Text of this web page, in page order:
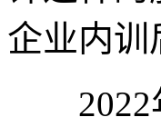
企业内训
2022年